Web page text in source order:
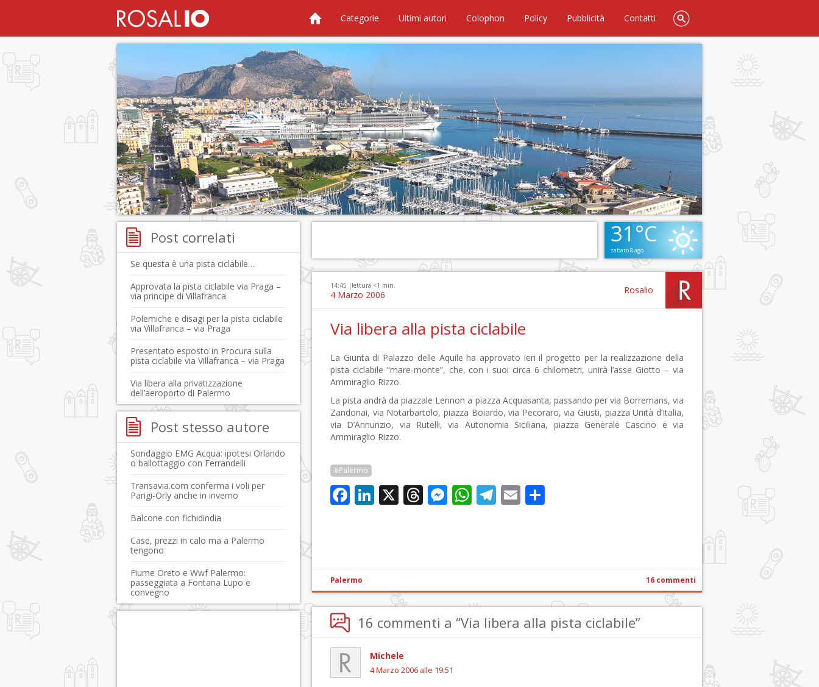
Categorie Ultimi autori Colophon Policy Pubblicità Contatti
31°C
sabato 8 ago
14:45 | lettura <1 min.
4 Marzo 2006 Rosalio
Via libera alla pista ciclabile
La Giunta di Palazzo delle Aquile ha approvato ieri il progetto per la realizzazione della
pista ciclabile “mare-monte”, che, con i suoi circa 6 chilometri, unirà l’asse Giotto – via
Ammiraglio Rizzo.
La pista andrà da piazzale Lennon a piazza Acquasanta, passando per via Borremans, via
Zandonai, via Notarbartolo, piazza Boiardo, via Pecoraro, via Giusti, piazza Unità d’Italia,
via D’Annunzio, via Rutelli, via Autonomia Siciliana, piazza Generale Cascino e via
Ammiraglio Rizzo.
#Palermo
Facebook
LinkedIn
X Threads
Messenger
WhatsApp
Telegram
Email
Palermo 16 commenti
16 commenti a “Via libera alla pista ciclabile”
Michele
4 Marzo 2006 alle 19:51
Post correlati
Se questa è una pista ciclabile…
Approvata la pista ciclabile via Praga –
via principe di Villafranca
Polemiche e disagi per la pista ciclabile
via Villafranca – via Praga
Presentato esposto in Procura sulla
pista ciclabile via Villafranca – via Praga
Via libera alla privatizzazione
dell’aeroporto di Palermo
Post stesso autore
Sondaggio EMG Acqua: ipotesi Orlando
o ballottaggio con Ferrandelli
Transavia.com conferma i voli per
Parigi-Orly anche in inverno
Balcone con fichidindia
Case, prezzi in calo ma a Palermo
tengono
Fiume Oreto e Wwf Palermo:
passeggiata a Fontana Lupo e
convegno